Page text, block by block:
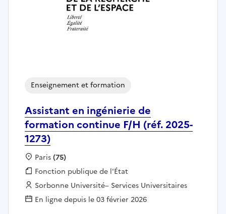
Assistant en ingénierie de
formation continue F/H (réf. 2025-
1273)
Enseignement et formation
Localisation :
Paris(75)
Fonction publique :
Fonction publique de l'État
Employeur :
Sorbonne Université– Services Universitaires
En ligne depuis le 03 février 2026